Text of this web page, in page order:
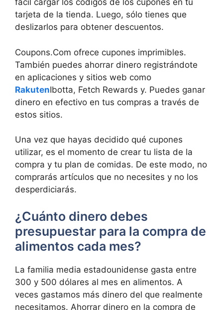
fácil cargar los códigos de los cupones en tu
tarjeta de la tienda. Luego, sólo tienes que
deslizarlos para obtener descuentos.
Coupons.Com ofrece cupones imprimibles.
También puedes ahorrar dinero registrándote
en aplicaciones y sitios web como
RakutenIbotta, Fetch Rewards y. Puedes ganar
dinero en efectivo en tus compras a través de
estos sitios.
Una vez que hayas decidido qué cupones
utilizar, es el momento de crear tu lista de la
compra y tu plan de comidas. De este modo, no
comprarás artículos que no necesites y no los
desperdiciarás.
¿Cuánto dinero debes
presupuestar para la compra de
alimentos cada mes?
La familia media estadounidense gasta entre
300 y 500 dólares al mes en alimentos. A
veces gastamos más dinero del que realmente
necesitamos. Ahorrar dinero en la compra de